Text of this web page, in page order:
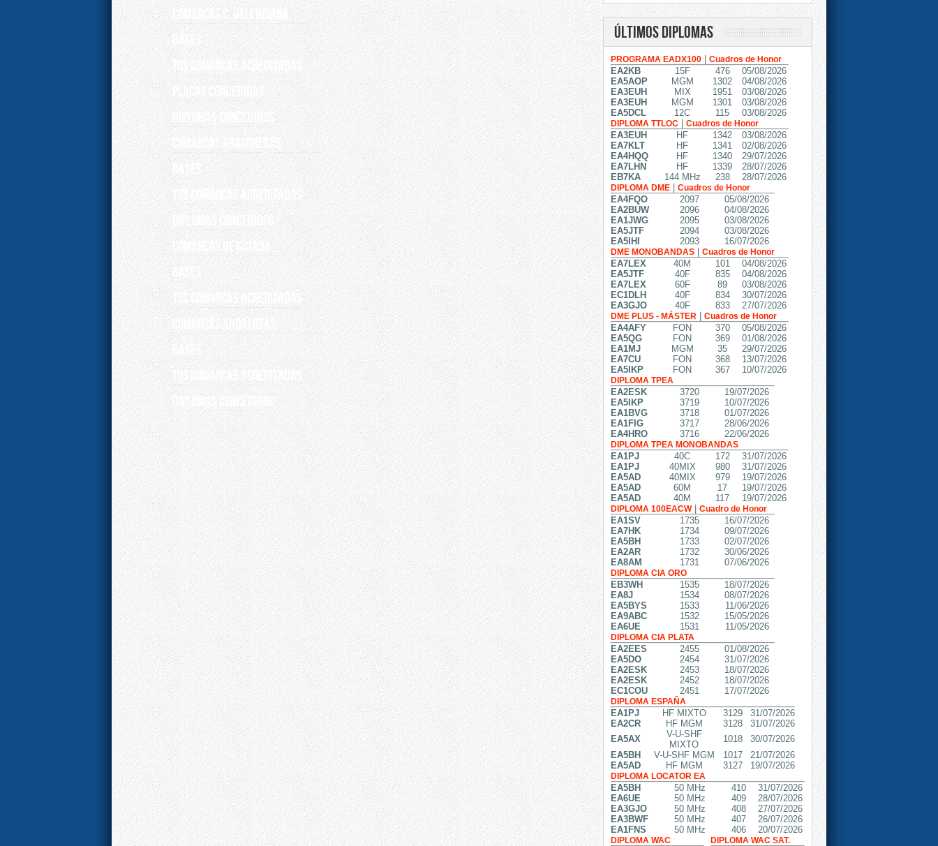
Comarcas C. Valenciana
Bases
Tus Comarcas acreditadas
Placas concedidas
DIPLOMAS CONCEDIDOS
COMARCAS ARAGONESAS
Bases
Tus comarcas acreditadas
DIPLOMAS CONCEDIDOS
COMARCAS DE GALICIA
Bases
Tus comarcas acreditadas
COMARCAS ANDALUZAS
Bases
Tus comarcas acreditadas
DIPLOMAS CONCEDIDOS
Últimos diplomas
PROGRAMA EADX100 Cuadros de Honor
EA2KB 15F 476
05/08/2026
EA5AOP
MGM 1302
04/08/2026
EA3EUH
MIX 1951
03/08/2026
EA3EUH
MGM 1301
03/08/2026
EA5DCL
12C 115 03/08/2026
DIPLOMA TTLOC Cuadros de Honor
EA3EUH HF 1342
03/08/2026
EA7KLT
HF 1341
02/08/2026
EA4HQQ
HF 1340
29/07/2026
EA7LHN
HF 1339
28/07/2026
EB7KA
144 MHz 238 28/07/2026
DIPLOMA DME Cuadros de Honor
EA4FQO 2097
05/08/2026
EA2BUW
2096
04/08/2026
EA1JWG
2095
03/08/2026
EA5JTF
2094
03/08/2026
EA5IHI
2093 16/07/2026
DME MONOBANDAS Cuadros de Honor
EA7LEX 40M 101
04/08/2026
EA5JTF
40F 835
04/08/2026
EA7LEX
60F 89
03/08/2026
EC1DLH
40F 834
30/07/2026
EA3GJO
40F 833 27/07/2026
DME PLUS - MÁSTER Cuadros de Honor
EA4AFY FON 370
05/08/2026
EA5QG
FON 369
01/08/2026
EA1MJ
MGM 35
29/07/2026
EA7CU
FON 368
13/07/2026
EA5IKP
FON 367 10/07/2026
DIPLOMA TPEA
EA2ESK 3720
19/07/2026
EA5IKP
3719
10/07/2026
EA1BVG
3718
01/07/2026
EA1FIG
3717
28/06/2026
EA4HRO
3716 22/06/2026
DIPLOMA TPEA MONOBANDAS
EA1PJ 40C 172
31/07/2026
EA1PJ
40MIX 980
31/07/2026
EA5AD
40MIX 979
19/07/2026
EA5AD
60M 17
19/07/2026
EA5AD
40M 117 19/07/2026
DIPLOMA 100EACW| Cuadro de Honor
EA1SV 1735
16/07/2026
EA7HK
1734
09/07/2026
EA5BH
1733
02/07/2026
EA2AR
1732
30/06/2026
EA8AM
1731 07/06/2026
DIPLOMA CIA ORO
EB3WH 1535
18/07/2026
EA8J
1534
08/07/2026
EA5BYS
1533
11/06/2026
EA9ABC
1532
15/05/2026
EA6UE
1531 11/05/2026
DIPLOMA CIA PLATA
EA2EES 2455
01/08/2026
EA5DO
2454
31/07/2026
EA2ESK
2453
18/07/2026
EA2ESK
2452
18/07/2026
EC1COU
2451 17/07/2026
DIPLOMA ESPAÑA
EA1PJ HF MIXTO 3129
31/07/2026
EA2CR
HF MGM 3128
31/07/2026
EA5AX
V-U-SHF
MIXTO
1018
30/07/2026
EA5BH
V-U-SHF MGM 1017
21/07/2026
EA5AD
HF MGM 3127 19/07/2026
DIPLOMA LOCATOR EA
EA5BH 50 MHz 410
31/07/2026
EA6UE
50 MHz 409
28/07/2026
EA3GJO
50 MHz 408
27/07/2026
EA3BWF
50 MHz 407
26/07/2026
EA1FNS
50 MHz 406 20/07/2026
DIPLOMA WAC DIPLOMA WAC SAT.